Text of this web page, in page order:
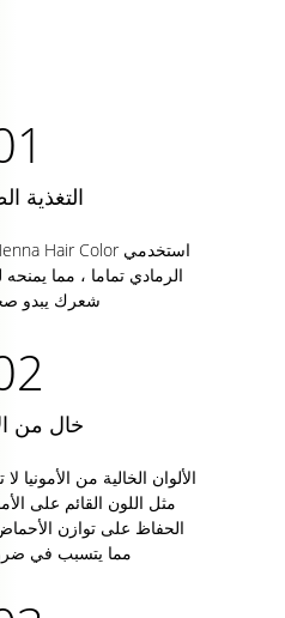
التغذية
الرمادي تماما ، مما يمنحه
شعرك يبدو
خال من
الألوان الخالية من
مثل اللون القائم على
الحفاظ على توازن
مما يتسبب في